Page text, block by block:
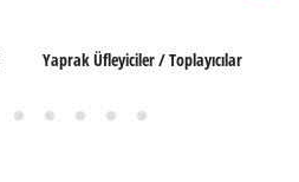
Yaprak Üfleyiciler / Toplayıcılar